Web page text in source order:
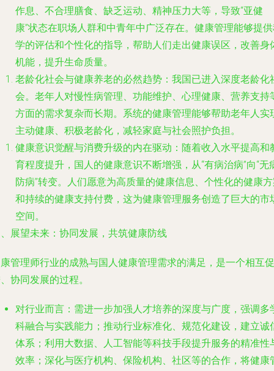
作息、不合理膳食、缺乏运动、精神压力大等，导致“亚健
康”状态在职场人群和中青年中广泛存在。健康管理能够提
学的评估和个性化的指导，帮助人们走出健康误区，改善身
机能，提升生命质量。
老龄化社会与健康养老的必然趋势 ：我国已进入深度老龄化
会。老年人对慢性病管理、功能维护、心理健康、营养支持
方面的需求复杂而长期。系统的健康管理能够帮助老年人实
主动健康、积极老龄化，减轻家庭与社会照护负担。
健康意识觉醒与消费升级的内在驱动 ：随着收入水平提高和
育程度提升，国人的健康意识不断增强，从“有病治病”向“无
防病”转变。人们愿意为高质量的健康信息、个性化的健康
和持续的健康支持付费，这为健康管理服务创造了巨大的市
空间。
展望未来：协同发展，共筑健康防线
管理师行业的成熟与国人健康管理需求的满足，是一个相互促
协同发展的过程。
对行业而言 ：需进一步加强人才培养的深度与广度，强调多
科融合与实践能力；推动行业标准化、规范化建设，建立诚
体系；利用大数据、人工智能等科技手段提升服务的精准性
效率；深化与医疗机构、保险机构、社区等的合作，将健康